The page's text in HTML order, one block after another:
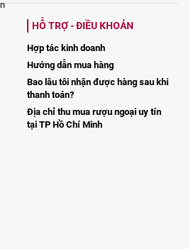
HỖ TRỢ - ĐIỀU KHOẢN
Hợp tác kinh doanh
Hướng dẫn mua hàng
Bao lâu tôi nhận được hàng sau khi
thanh toán?
Địa chỉ thu mua rượu ngoại uy tín
tại TP Hồ Chí Minh